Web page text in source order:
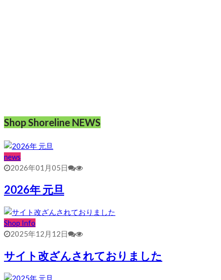
Shop Shoreline NEWS
news
2026年01月05日
2026年 元旦
Shop Info
2025年12月12日
サイト改ざんされておりました